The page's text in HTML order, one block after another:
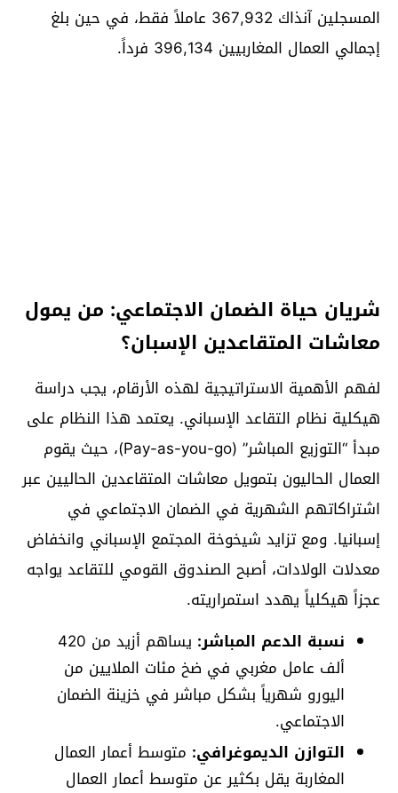
المسجلين آنذاك 367,932 عاملاً فقط، في حين بلغ
إجمالي العمال المغاربيين 396,134 فرداً.
شريان حياة الضمان الاجتماعي: من يمول
معاشات المتقاعدين الإسبان؟
لفهم الأهمية الاستراتيجية لهذه الأرقام، يجب دراسة
هيكلية نظام التقاعد الإسباني. يعتمد هذا النظام على
مبدأ “التوزيع المباشر” (Pay-as-you-go)، حيث يقوم
العمال الحاليون بتمويل معاشات المتقاعدين الحاليين عبر
اشتراكاتهم الشهرية في الضمان الاجتماعي في
إسبانيا. ومع تزايد شيخوخة المجتمع الإسباني وانخفاض
معدلات الولادات، أصبح الصندوق القومي للتقاعد يواجه
عجزاً هيكلياً يهدد استمراريته.
نسبة الدعم المباشر:
يساهم أزيد من 420
ألف عامل مغربي في ضخ مئات الملايين من
اليورو شهرياً بشكل مباشر في خزينة الضمان
الاجتماعي.
التوازن الديموغرافي: متوسط أعمار العمال
المغاربة يقل بكثير عن متوسط أعمار العمال